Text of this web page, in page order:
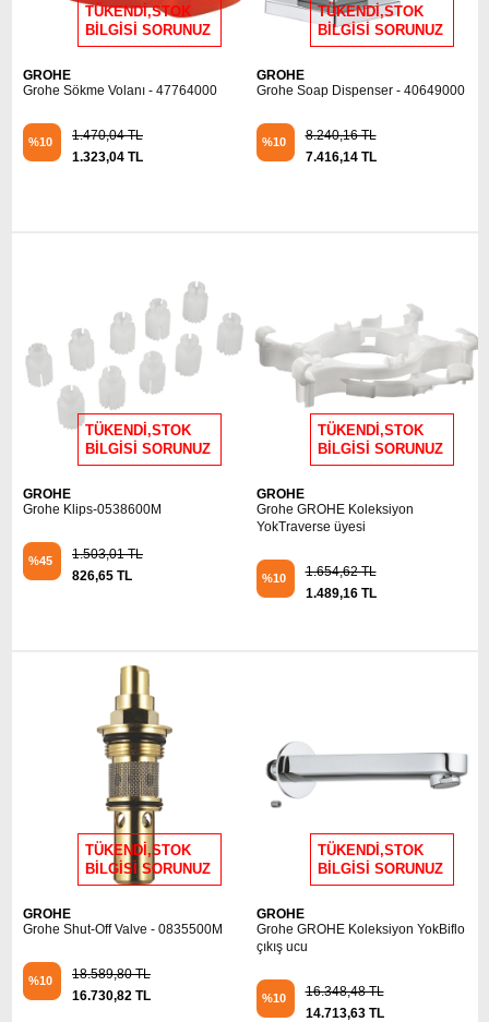
TÜKENDİ,STOK
BİLGİSİ SORUNUZ
GROHE
Grohe Sökme Volanı - 47764000
%10
1.470,04 TL
1.323,04 TL
TÜKENDİ,STOK
BİLGİSİ SORUNUZ
GROHE
Grohe Soap Dispenser - 40649000
%10
8.240,16 TL
7.416,14 TL
TÜKENDİ,STOK
BİLGİSİ SORUNUZ
GROHE
Grohe Klips-0538600M
%45
1.503,01 TL
826,65 TL
TÜKENDİ,STOK
BİLGİSİ SORUNUZ
GROHE
Grohe GROHE Koleksiyon
YokTraverse üyesi
%10
1.654,62 TL
1.489,16 TL
TÜKENDİ,STOK
BİLGİSİ SORUNUZ
GROHE
Grohe Shut-Off Valve - 0835500M
%10
18.589,80 TL
16.730,82 TL
TÜKENDİ,STOK
BİLGİSİ SORUNUZ
GROHE
Grohe GROHE Koleksiyon YokBiflo
çıkış ucu
%10
16.348,48 TL
14.713,63 TL